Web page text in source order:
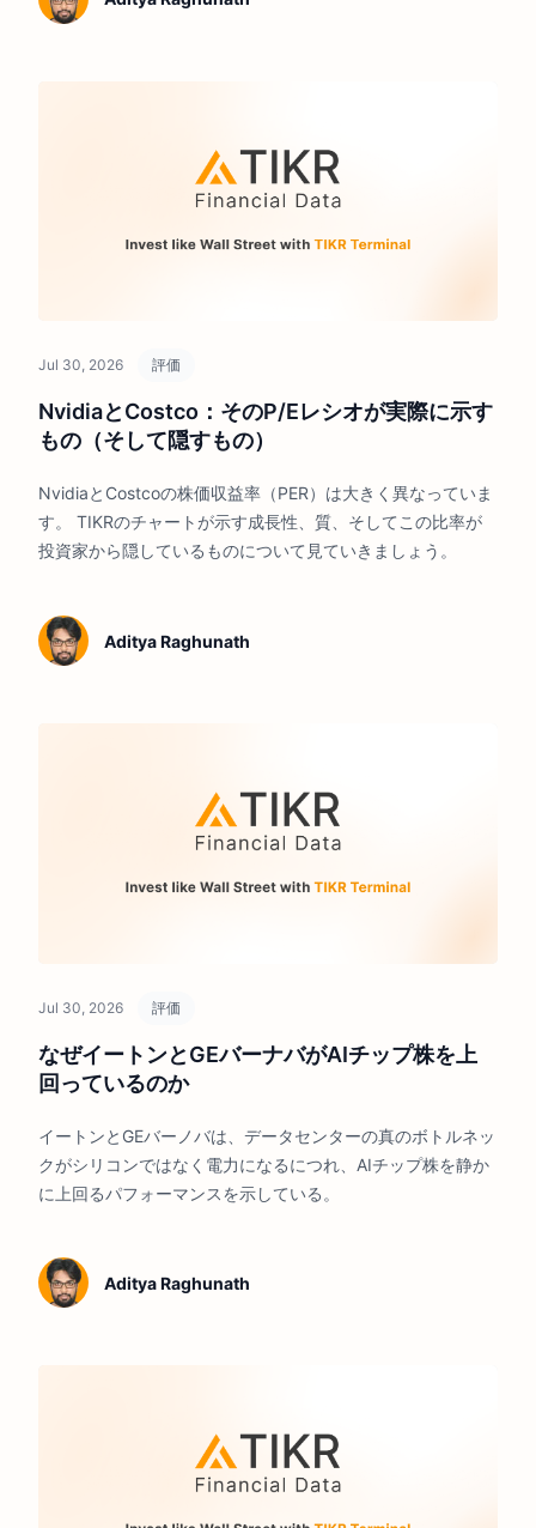
Jul 30, 2026 評価
NvidiaとCostco：そのP/Eレシオが実際に示す
もの（そして隠すもの）
NvidiaとCostcoの株価収益率（PER）は大きく異なっていま
す。 TIKRのチャートが示す成長性、質、そしてこの比率が
投資家から隠しているものについて見ていきましょう。
Aditya Raghunath
Jul 30, 2026 評価
なぜイートンとGEバーナバがAIチップ株を上
回っているのか
イートンとGEバーノバは、データセンターの真のボトルネッ
クがシリコンではなく電力になるにつれ、AIチップ株を静か
に上回るパフォーマンスを示している。
Aditya Raghunath